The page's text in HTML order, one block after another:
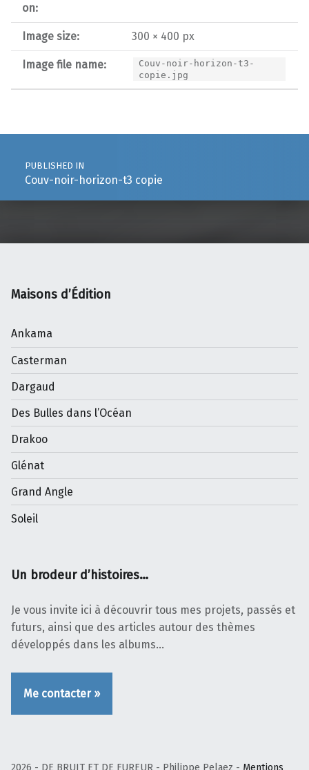
on:
Image size: 300 × 400 px
Image file name:
Couv-noir-horizon-t3-
copie.jpg
Post navigation
PUBLISHED IN
Couv-noir-horizon-t3 copie
Maisons d’Édition
Ankama
Casterman
Dargaud
Des Bulles dans l’Océan
Drakoo
Glénat
Grand Angle
Soleil
Un brodeur d’histoires…
Je vous invite ici à découvrir tous mes projets, passés et
futurs, ainsi que des articles autour des thèmes
développés dans les albums…
Me contacter »
2026 - DE BRUIT ET DE FUREUR - Philippe Pelaez - Mentions